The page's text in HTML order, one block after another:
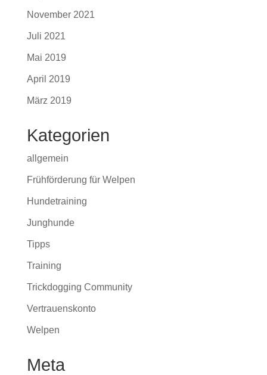
November 2021
Juli 2021
Mai 2019
April 2019
März 2019
Kategorien
allgemein
Frühförderung für Welpen
Hundetraining
Junghunde
Tipps
Training
Trickdogging Community
Vertrauenskonto
Welpen
Meta